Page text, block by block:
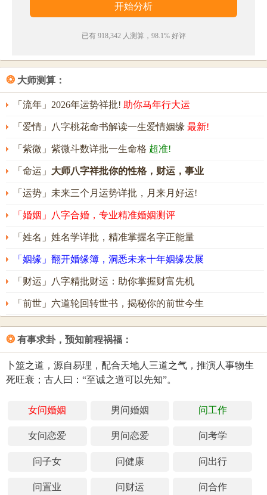
——《赠别贺兰铦》
书上凤，武结笥中蛇。国骋双骐
凰。
——《韦谯公挽歌二首》
· 星飞庞统骥，箭发鲁连书。
——《送屈突司马充安西书记》
飞骥名字五行属性
飞骥的姓名五行组合是：水-金
。这种组合的人心地善
良，富有智慧，做事稳健，人缘好。其人意志坚定，
的努力，取得人生和事业上的成功。
数理测算得出，仅供参考）
已有 918,342 人测算，98.1% 好评
❂ 大师测算：
「流年」2026年运势祥批! 助你马年行大运
「爱情」八字桃花命书解读一生爱情姻缘 最新!
「紫微」紫微斗数详批一生命格 超准!
「命运」 大师八字祥批你的性格，财运，事业
「运势」未来三个月运势详批，月来月好运!
「婚姻」八字合婚，专业精准婚姻测评
「姓名」姓名学详批，精准掌握名字正能量
「姻缘」翻开婚缘簿，洞悉未来十年姻缘发展
「财运」八字精批财运：助你掌握财富先机
「前世」六道轮回转世书，揭秘你的前世今生
❂ 有事求卦，预知前程祸福：
卜筮之道，源自易理，配合天地人三道之气，推演人事物生
死旺衰；古人曰：“至诚之道可以先知”。
女问婚姻 男问婚姻 问工作
女问恋爱 男问恋爱 问考学
问子女 问健康 问出行
问置业 问财运 问合作